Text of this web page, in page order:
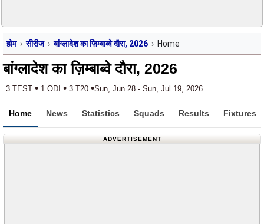
होम सीरीज बांग्लादेश का ज़िम्बाब्वे दौरा, 2026 Home
बांग्लादेश का ज़िम्बाब्वे दौरा, 2026
3 TEST • 1 ODI • 3 T20 •Sun, Jun 28 - Sun, Jul 19, 2026
Home News Statistics Squads Results Fixtures
ADVERTISEMENT